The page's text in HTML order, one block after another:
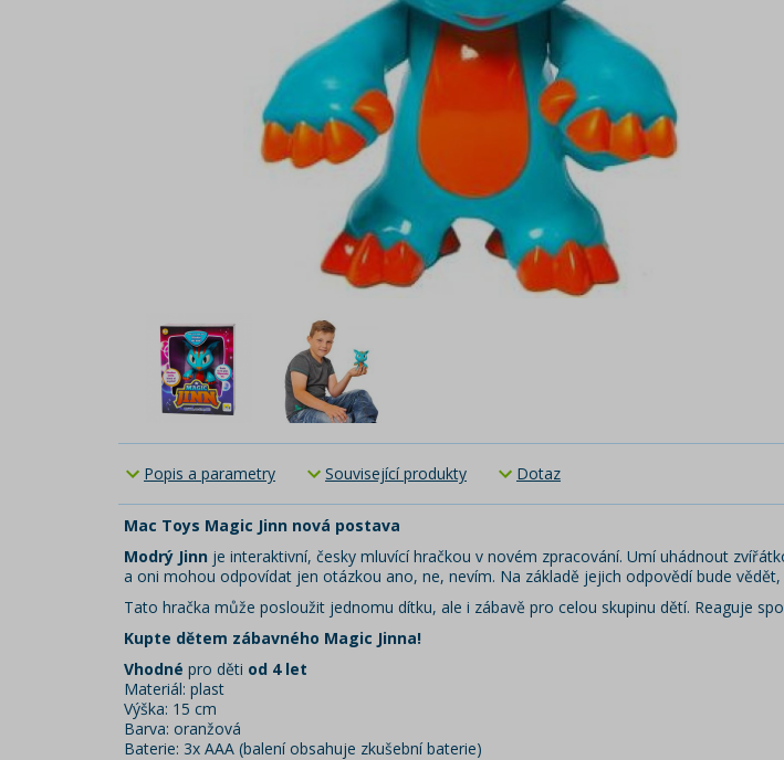
Popis a parametry Související produkty Dotaz
Mac Toys Magic Jinn nová postava
Modrý Jinn je interaktivní, česky mluvící hračkou v novém zpracování. Umí uhádnout
a oni mohou odpovídat jen otázkou ano, ne, nevím. Na základě jejich odpovědí bude
Tato hračka může posloužit jednomu dítku, ale i zábavě pro celou skupinu dětí. Reaguje
Kupte dětem zábavného Magic Jinna!
Vhodné pro děti od 4 let
Materiál: plast
Výška: 15 cm
Barva: oranžová
Baterie: 3x AAA (balení obsahuje zkušební baterie)